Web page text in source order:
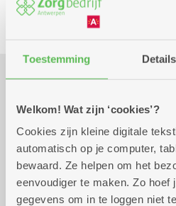
Toestemming Details
Welkom! Wat zijn ‘cookies’?
Cookies zijn kleine digitale
automatisch op je computer,
bewaard. Ze helpen om het
eenvoudiger te maken. Zo hoef
gegevens om in te loggen niet
Spel
Praktisch
Wekelijks op maandag
2 euro